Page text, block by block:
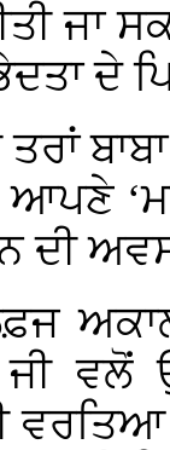
ਜਾ
ਦੇ
ਆਪਣੇ
ਦੀ
ਲਫ਼ਜ
ਜੀ